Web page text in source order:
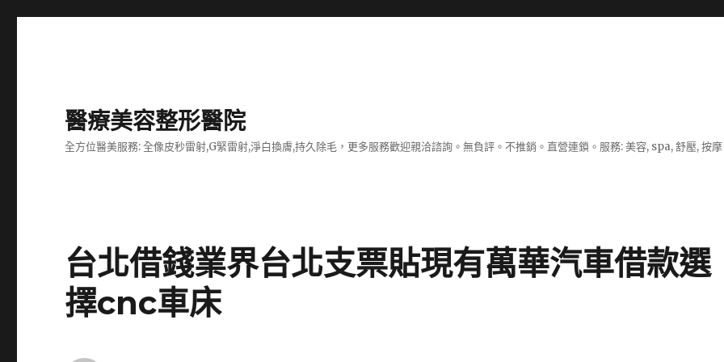
醫療美容整形醫院
全方位醫美服務: 全像皮秒雷射,G緊雷射,淨白換膚,持久除毛，更多服務歡迎親洽諮詢。無負評。不推銷。直營連鎖。服務: 美容, spa, 舒壓, 按摩
台北借錢業界台北支票貼現有萬華汽車借款選
擇cnc車床